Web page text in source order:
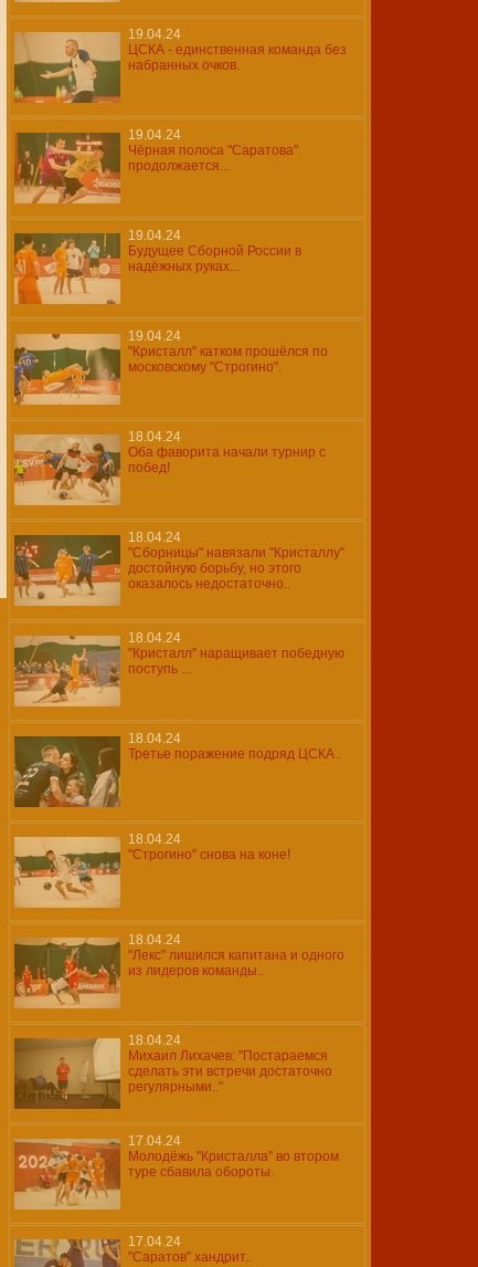
19.04.24
ЦСКА - единственная команда без
набранных очков.
19.04.24
Чёрная полоса "Саратова"
продолжается...
19.04.24
Будущее Сборной России в
надёжных руках...
19.04.24
"Кристалл" катком прошёлся по
московскому "Строгино".
18.04.24
Оба фаворита начали турнир с
побед!
18.04.24
"Сборницы" навязали "Кристаллу"
достойную борьбу, но этого
оказалось недостаточно..
18.04.24
"Кристалл" наращивает победную
поступь ...
18.04.24
Третье поражение подряд ЦСКА..
18.04.24
"Строгино" снова на коне!
18.04.24
"Лекс" лишился капитана и одного
из лидеров команды..
18.04.24
Михаил Лихачев: "Постараемся
сделать эти встречи достаточно
регулярными.."
17.04.24
Молодёжь "Кристалла" во втором
туре сбавила обороты.
17.04.24
"Саратов" хандрит..